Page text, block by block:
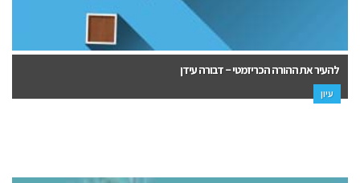
להעיר את ההורה הכריזמטי – דבורה עידן
עיון